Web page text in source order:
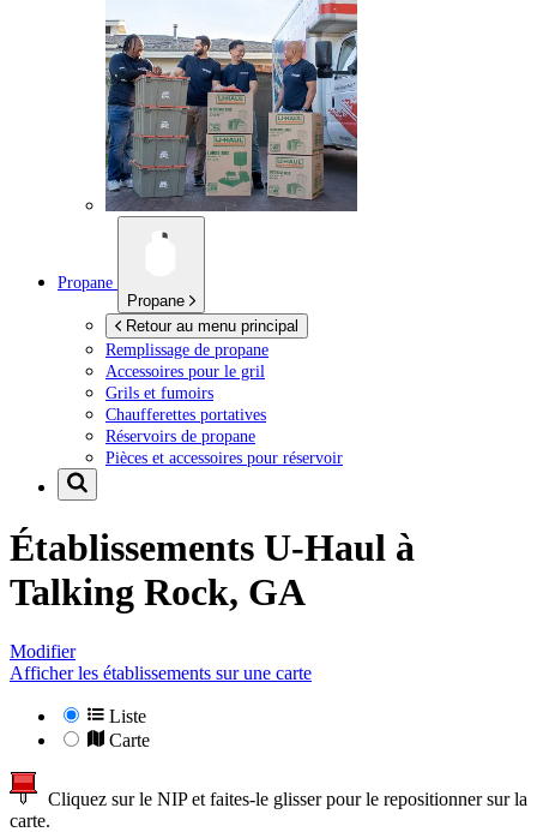
Propane
Propane
Retour au menu principal
Remplissage de propane
Accessoires pour le gril
Grils et fumoirs
Chaufferettes portatives
Réservoirs de propane
Pièces et accessoires pour réservoir
Établissements U-Haul à
Talking Rock, GA
Modifier
Afficher les établissements sur une carte
Liste
Carte
Cliquez sur le NIP et faites-le glisser pour le repositionner sur la
carte.